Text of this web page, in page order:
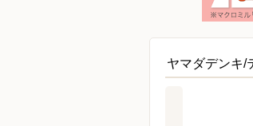
ヤマダデンキ/